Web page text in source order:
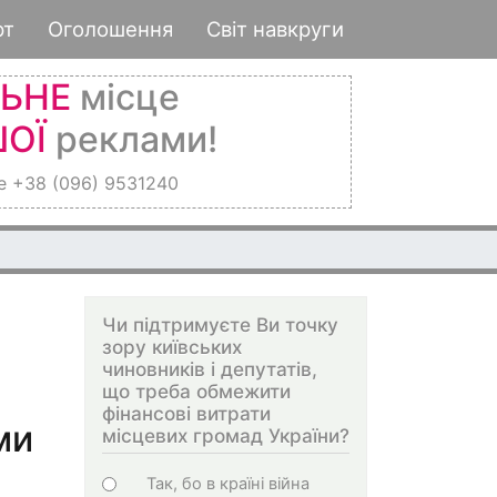
Оголошення Світ навкруги
місце
реклами!
+38 (096) 9531240
Чи підтримуєте Ви точку
зору київських
чиновників і депутатів,
що треба обмежити
фінансові витрати
місцевих громад України?
Варіанти
Так, бо в країні війна